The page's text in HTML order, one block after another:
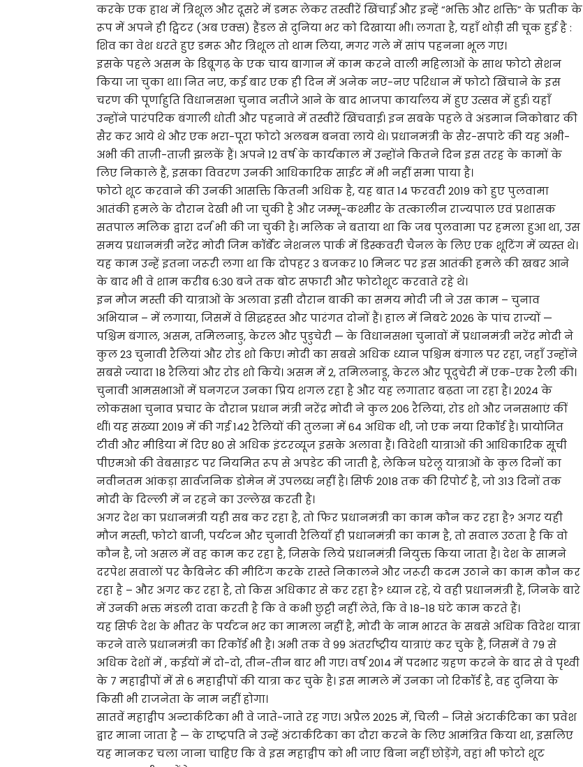
करके एक हाथ में त्रिशूल और दूसरे में डमरू लेकर तस्वीरें खिंचाई और इन्हें “भक्ति और शक्ति” के प्रतीक के
रूप में अपने ही ट्विटर (अब एक्स) हैंडल से दुनिया भर को दिखाया भी। लगता है, यहाँ थोड़ी सी चूक हुई है :
शिव का वेश धरते हुए डमरू और त्रिशूल तो थाम लिया, मगर गले में सांप पहनना भूल गए।
इसके पहले असम के डिब्रूगढ़ के एक चाय बागान में काम करने वाली महिलाओं के साथ फोटो सेशन
किया जा चुका था। नित नए, कई बार एक ही दिन में अनेक नए-नए परिधान में फोटो खिंचाने के इस
चरण की पूर्णाहुति विधानसभा चुनाव नतीजे आने के बाद भाजपा कार्यालय में हुए उत्सव में हुई। यहाँ
उन्होंने पारंपरिक बंगाली धोती और पहनावे में तस्वीरें खिंचवाई। इन सबके पहले वे अंडमान निकोबार की
सैर कर आये थे और एक भरा-पूरा फोटो अलबम बनवा लाये थे। प्रधानमंत्री के सैर-सपाटे की यह अभी-
अभी की ताज़ी-ताज़ी झलकें हैं। अपने 12 वर्ष के कार्यकाल में उन्होंने कितने दिन इस तरह के कामों के
लिए निकाले हैं, इसका विवरण उनकी आधिकारिक साईट में भी नहीं समा पाया है।
फोटो शूट करवाने की उनकी आसक्ति कितनी अधिक है, यह बात 14 फरवरी 2019 को हुए पुलवामा
आतंकी हमले के दौरान देखी भी जा चुकी है और जम्मू-कश्मीर के तत्कालीन राज्यपाल एवं प्रशासक
सतपाल मलिक द्वारा दर्ज भी की जा चुकी है। मलिक ने बताया था कि जब पुलवामा पर हमला हुआ था, उस
समय प्रधानमंत्री नरेंद्र मोदी जिम कॉर्बेट नेशनल पार्क में डिस्कवरी चैनल के लिए एक शूटिंग में व्यस्त थे।
यह काम उन्हें इतना जरूरी लगा था कि दोपहर 3 बजकर 10 मिनट पर इस आतंकी हमले की खबर आने
के बाद भी वे शाम करीब 6:30 बजे तक बोट सफारी और फोटोशूट करवाते रहे थे।
इन मौज मस्ती की यात्राओं के अलावा इसी दौरान बाकी का समय मोदी जी ने उस काम – चुनाव
अभियान – में लगाया, जिसमें वे सिद्धहस्त और पारंगत दोनों हैं। हाल में निबटे 2026 के पांच राज्यों —
पश्चिम बंगाल, असम, तमिलनाडु, केरल और पुडुचेरी — के विधानसभा चुनावों में प्रधानमंत्री नरेंद्र मोदी ने
कुल 23 चुनावी रैलियां और रोड शो किए। मोदी का सबसे अधिक ध्यान पश्चिम बंगाल पर रहा, जहाँ उन्होंने
सबसे ज्यादा 18 रैलियां और रोड शो किये। असम में 2, तमिलनाडू, केरल और पूदुचेरी में एक-एक रैली की।
चुनावी आमसभाओं में घनगरज उनका प्रिय शगल रहा है और यह लगातार बढ़ता जा रहा है। 2024 के
लोकसभा चुनाव प्रचार के दौरान प्रधान मंत्री नरेंद्र मोदी ने कुल 206 रैलियां, रोड शो और जनसभाएं कीं
थीं। यह संख्या 2019 में की गई 142 रैलियों की तुलना में 64 अधिक थी, जो एक नया रिकॉर्ड है। प्रायोजित
टीवी और मीडिया में दिए 80 से अधिक इंटरव्यूज इसके अलावा हैं। विदेशी यात्राओं की आधिकारिक सूची
पीएमओ की वेबसाइट पर नियमित रूप से अपडेट की जाती है, लेकिन घरेलू यात्राओं के कुल दिनों का
नवीनतम आंकड़ा सार्वजनिक डोमेन में उपलब्ध नहीं है। सिर्फ 2018 तक की रिपोर्ट है, जो 313 दिनों तक
मोदी के दिल्ली में न रहने का उल्लेख करती है।
अगर देश का प्रधानमंत्री यही सब कर रहा है, तो फिर प्रधानमंत्री का काम कौन कर रहा है? अगर यही
मौज मस्ती, फोटो बाजी, पर्यटन और चुनावी रैलियाँ ही प्रधानमंत्री का काम है, तो सवाल उठता है कि वो
कौन है, जो असल में वह काम कर रहा है, जिसके लिये प्रधानमंत्री नियुक्त किया जाता है। देश के सामने
दरपेश सवालों पर कैबिनेट की मीटिंग करके रास्ते निकालने और जरूरी कदम उठाने का काम कौन कर
रहा है – और अगर कर रहा है, तो किस अधिकार से कर रहा है? ध्यान रहे, ये वही प्रधानमंत्री हैं, जिनके बारे
में उनकी भक्त मंडली दावा करती है कि वे कभी छुट्टी नहीं लेते, कि वे 18-18 घंटे काम करते हैं।
यह सिर्फ देश के भीतर के पर्यटन भर का मामला नहीं है, मोदी के नाम भारत के सबसे अधिक विदेश यात्रा
करने वाले प्रधानमंत्री का रिकॉर्ड भी है। अभी तक वे 99 अंतर्राष्ट्रीय यात्राएं कर चुके हैं, जिसमें वे 79 से
अधिक देशों में , कईयों में दो-दो, तीन-तीन बार भी गए। वर्ष 2014 में पदभार ग्रहण करने के बाद से वे पृथ्वी
के 7 महाद्वीपों में से 6 महाद्वीपों की यात्रा कर चुके है। इस मामले में उनका जो रिकॉर्ड है, वह दुनिया के
किसी भी राजनेता के नाम नहीं होगा।
सातवें महाद्वीप अन्टार्कटिका भी वे जाते-जाते रह गए। अप्रैल 2025 में, चिली – जिसे अंटार्कटिका का प्रवेश
द्वार माना जाता है — के राष्ट्रपति ने उन्हें अंटार्कटिका का दौरा करने के लिए आमंत्रित किया था, इसलिए
यह मानकर चला जाना चाहिए कि वे इस महाद्वीप को भी जाए बिना नहीं छोड़ेंगे, वहां भी फोटो शूट